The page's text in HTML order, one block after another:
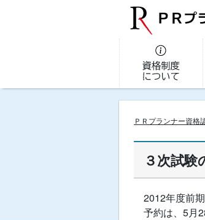
ＰＲプランナー資格
３次試
2012年度前
予約は、5月